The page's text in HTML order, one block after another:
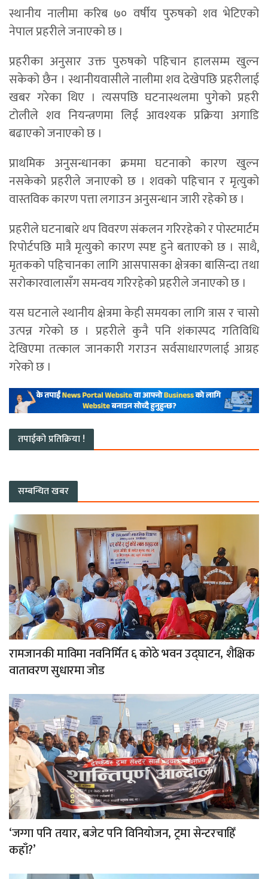
स्थानीय नालीमा करिब ७० वर्षीय पुरुषको शव भेटिएको
नेपाल प्रहरीले जनाएको छ ।
प्रहरीका अनुसार उक्त पुरुषको पहिचान हालसम्म खुल्न
सकेको छैन । स्थानीयवासीले नालीमा शव देखेपछि प्रहरीलाई
खबर गरेका थिए । त्यसपछि घटनास्थलमा पुगेको प्रहरी
टोलीले शव नियन्त्रणमा लिई आवश्यक प्रक्रिया अगाडि
बढाएको जनाएको छ ।
प्राथमिक अनुसन्धानका क्रममा घटनाको कारण खुल्न
नसकेको प्रहरीले जनाएको छ । शवको पहिचान र मृत्युको
वास्तविक कारण पत्ता लगाउन अनुसन्धान जारी रहेको छ ।
प्रहरीले घटनाबारे थप विवरण संकलन गरिरहेको र पोस्टमार्टम
रिपोर्टपछि मात्रै मृत्युको कारण स्पष्ट हुने बताएको छ । साथै,
मृतकको पहिचानका लागि आसपासका क्षेत्रका बासिन्दा तथा
सरोकारवालासँग समन्वय गरिरहेको प्रहरीले जनाएको छ ।
यस घटनाले स्थानीय क्षेत्रमा केही समयका लागि त्रास र चासो
उत्पन्न गरेको छ । प्रहरीले कुनै पनि शंकास्पद गतिविधि
देखिएमा तत्काल जानकारी गराउन सर्वसाधारणलाई आग्रह
गरेको छ ।
तपाईको प्रतिक्रिया !
सम्बन्धित खबर
रामजानकी माविमा नवनिर्मित ६ कोठे भवन उद्घाटन, शैक्षिक
वातावरण सुधारमा जोड
‘जग्गा पनि तयार, बजेट पनि विनियोजन, ट्रमा सेन्टरचाहिँ
कहाँ?’